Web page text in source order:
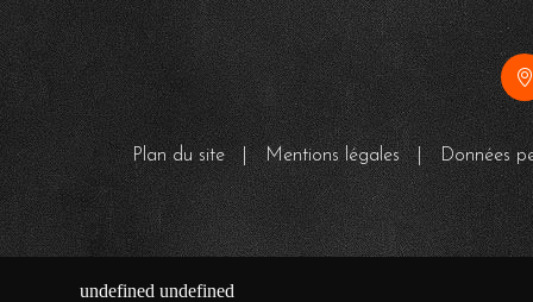
Plan du site| Mentions légales| Données
undefined undefined